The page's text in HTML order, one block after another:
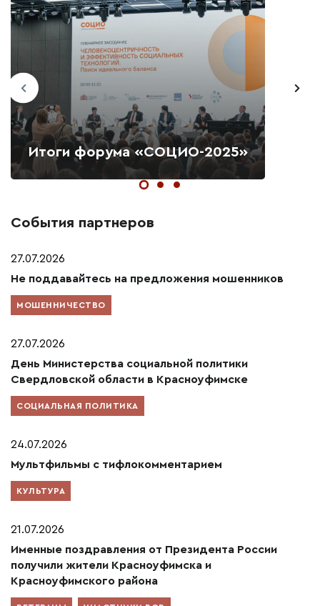
Итоги форума «СОЦИО-2025»
События партнеров
27.07.2026
Не поддавайтесь на предложения мошенников
МОШЕННИЧЕСТВО
27.07.2026
День Министерства социальной политики
Свердловской области в Красноуфимске
СОЦИАЛЬНАЯ ПОЛИТИКА
24.07.2026
Мультфильмы с тифлокомментарием
КУЛЬТУРА
21.07.2026
Именные поздравления от Президента России
получили жители Красноуфимска и
Красноуфимского района